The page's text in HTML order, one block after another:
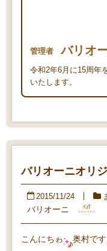
管理者 バリオ
令和2年6月に15周年
いたします。
バリオーニオリ
2015/11/24
バリオーニ
こんにちゎ 奥村です